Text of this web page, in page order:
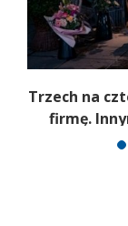
Trzech na
firmę.